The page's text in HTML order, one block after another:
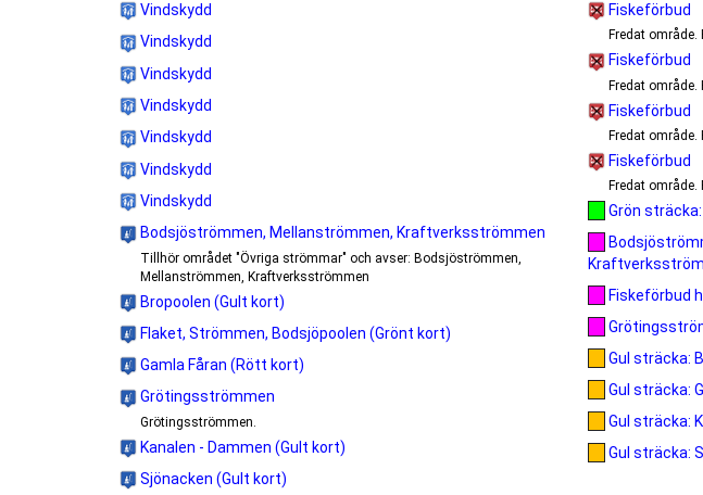
Vindskydd
Vindskydd
Vindskydd
Vindskydd
Vindskydd
Vindskydd
Vindskydd
Bodsjöströmmen, Mellanströmmen, Kraftverksströmmen
Tillhör området "Övriga strömmar" och avser: Bodsjöströmmen,
Mellanströmmen, Kraftverksströmmen
Bropoolen (Gult kort)
Flaket, Strömmen, Bodsjöpoolen (Grönt kort)
Gamla Fåran (Rött kort)
Grötingsströmmen
Grötingsströmmen.
Kanalen - Dammen (Gult kort)
Sjönacken (Gult kort)
Fiskeförbud
Fredat
Fiskeförbud
Fredat område.
Fiskeförbud
Fredat område.
Fiskeförbud
Fredat område.
Grön
Fiskeförbud
Gul sträcka:
Gul sträcka:
Gul sträcka:
Gul sträcka: